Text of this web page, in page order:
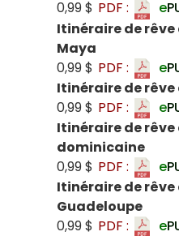
0,99 $ PDF : e
Itinéraire de rêve
Maya
0,99 $ PDF : e
Itinéraire de
0,99 $ PDF : e
Itinéraire de rêve
dominicaine
0,99 $ PDF : e
Itinéraire de rêve
Guadeloupe
0,99 $ PDF : e